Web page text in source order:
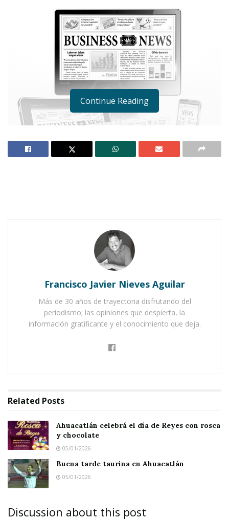
Ahuacatlán celebrá el día de Reyes con rosca y
chocolate
Buena tarde taurina en Ahuacatlán
Continue Reading
Francisco Javier Nieves Aguilar
Más de 30 años de trayectoria disfrutando del
periodismo; las opiniones que despierta, la
información gratificante y el conocimiento que deja.
Related Posts
Ahuacatlán celebrá el día de Reyes con rosca
y chocolate
05/01/2026
Buena tarde taurina en Ahuacatlán
05/01/2026
Discussion about this post